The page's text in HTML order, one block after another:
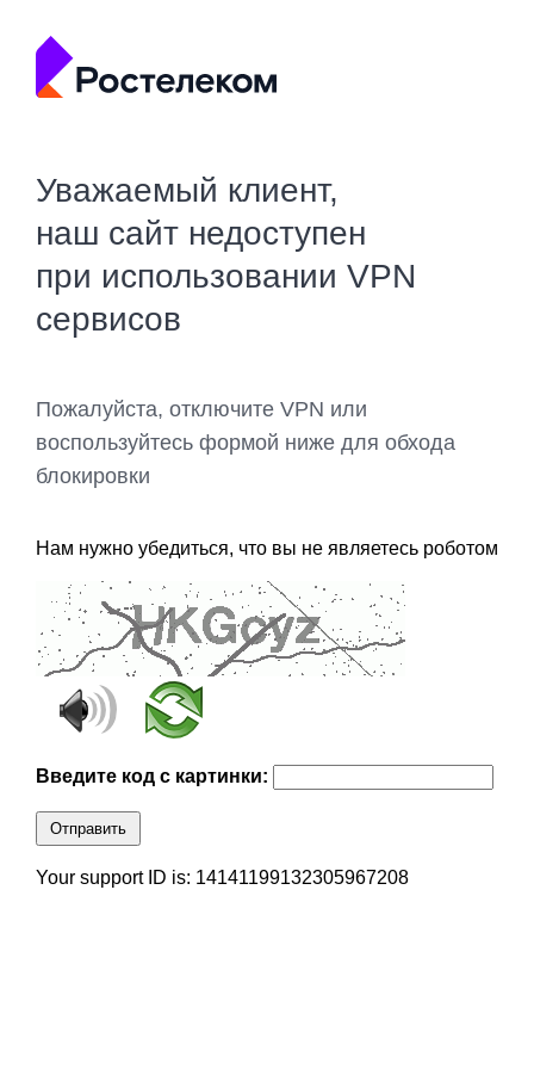
Уважаемый клиент,
наш сайт недоступен
при использовании VPN
сервисов
Пожалуйста, отключите VPN или
воспользуйтесь формой ниже для обхода
блокировки
Нам нужно убедиться, что вы не являетесь роботом
Введите код с картинки:
Отправить
Your support ID is: 14141199132305967208